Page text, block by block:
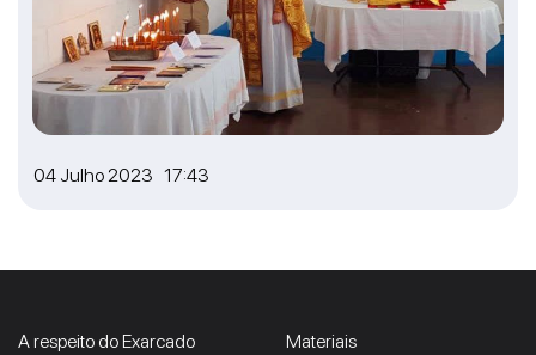
04 Julho 2023 17:43
A respeito do Exarcado Materiais